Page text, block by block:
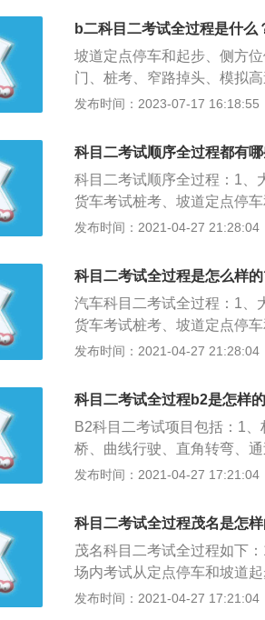
得超过8分钟；8、窄路掉头
提示后，在5分钟内，以不超
始模拟高速公路的语音响起
观察来车情况，确认安全后
音系统会随机抽取紧急情况
危险闪光灯即可。如果是爆
车停下，开启危险报警闪光
1、模拟连续急弯山路行驶：
前减速，然后靠右行驶，鸣
求操作，抵达隧道时减速慢
闭大灯。但要注意，不准鸣
拟湿滑路面的语音响起后，
开启雨刮器对应的挡位。雾
让车辆平稳的减速和加速；
驶轨迹和内外轮差的判断能
标准完成相应项目即可，结
格”或“考试结束，成绩合格”
考仍不合格的本场考试结束
心确认成绩并签字，方可离
b二科目二考试全过程是什么
坡道定点停车和起步、侧方
门、桩考、窄路掉头、模拟
行驶、模拟紧急情况处理、
库停正，随后两进两退移库
停正，前进返回起点。车辆
停车：车辆在库前方靠右停
道边线、库位边线。通过单
窄路掉头：车辆行驶至掉头
左直角转弯，一次通过，中
称S弯。考试要求车辆在规定
用自如。考核的是机动车驾
起步：控制车辆准确停车，
车情况，确认安全后，加速
要变更车道时，应当开启准
变更车道。驶出高速公路时
情况处置：在正常行驶过程
闪光灯；高速公路行驶遇爆
车平稳停于应急车道，开启
确摆放警告标志，驾驶人本
行驶至隧道前观察隧道处道
开启前大灯，鸣喇叭，驶抵
发布时间：2023-07-17 16:18:55
科目二考试顺序全过程都有
科目二考试顺序全过程：1、
货车考试桩考、坡道定点停
转弯、通过限宽门、通过连
汽车、小型自动挡汽车、残
车入库、坡道定点停车和起
发布时间：2021-04-27 21:28:04
科目二考试全过程是怎么样
汽车科目二考试全过程：1、
货车考试桩考、坡道定点停
转弯、通过限宽门、通过连
车、小型自动挡汽车、残疾
入库、坡道定点停车和起步
普通三轮摩托车、普通二轮
步、通过单边桥；4、轮式自
公安机关交通管理部门确定。
发布时间：2021-04-27 21:28:04
科目二考试全过程b2是怎样
B2科目二考试项目包括：1
桥、曲线行驶、直角转弯、
头；2、以及模拟高速公路、
协调配合，放松驻车制动杆
早了则会往后溜车；4、另
另外，即使是同一型号的轿
教条，应根据实际情况确定。
发布时间：2021-04-27 17:21:04
科目二考试全过程茂名是怎
茂名科目二考试全过程如下
场内考试从定点停车和坡道
门、连续障碍、百米加减挡
发布时间：2021-04-27 17:21:04